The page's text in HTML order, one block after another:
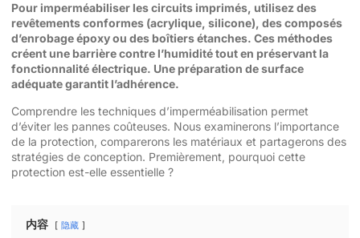
Pour imperméabiliser les circuits imprimés, utilisez des
revêtements conformes (acrylique, silicone), des composés
d’enrobage époxy ou des boîtiers étanches. Ces méthodes
créent une barrière contre l’humidité tout en préservant la
fonctionnalité électrique. Une préparation de surface
adéquate garantit l’adhérence.
Comprendre les techniques d’imperméabilisation permet
d’éviter les pannes coûteuses. Nous examinerons l’importance
de la protection, comparerons les matériaux et partagerons des
stratégies de conception. Premièrement, pourquoi cette
protection est-elle essentielle ?
内容 隐藏